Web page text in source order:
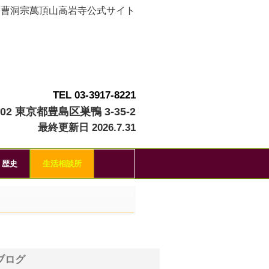
曹洞宗萬頂山高岩寺公式サイト
TEL 03-3917-8221
東京都豊島区巣鴨 3-35-2
最終更新日 2026.7.31
歴史 生活相談所
ログ